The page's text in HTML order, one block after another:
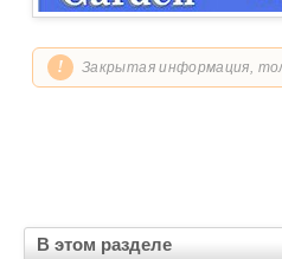
! Закрытая информация,
В этом разделе